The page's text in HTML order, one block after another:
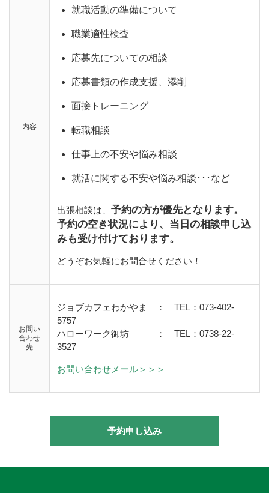
内容
就職活動の準備について
職業適性検査
応募先についての相談
応募書類の作成支援、添削
面接トレーニング
転職相談
仕事上の不安や悩み相談
就活に関する不安や悩み相談･･･など
出張相談は、 予約の方が優先となります。
予約の空き状況により、当日の相談申し込
みも受け付けております。
どうぞお気軽にお問合せください！
お問い
合わせ
先
ジョブカフェわかやま ： TEL：073-402-
5757
ハローワーク御坊
： TEL：0738-22-
3527
お問い合わせメール＞＞＞
予約申し込み